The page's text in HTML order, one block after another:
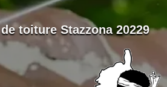
toiture Stazzona 20229